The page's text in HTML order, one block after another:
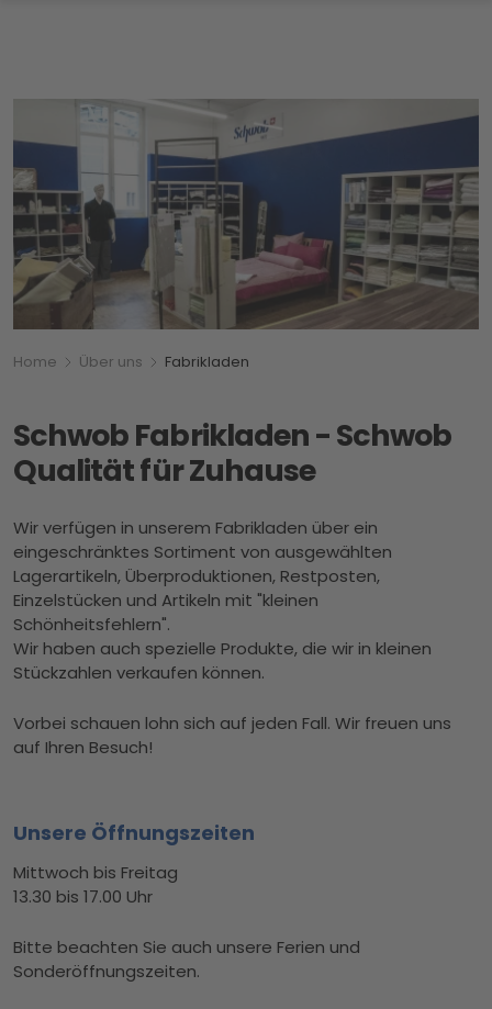
Breadcrumbnavigation
Sie befinden sich hier:
Home Über uns Fabrikladen
Schwob Fabrikladen - Schwob
Qualität für Zuhause
Wir verfügen in unserem Fabrikladen über ein
eingeschränktes Sortiment von ausgewählten
Lagerartikeln, Überproduktionen, Restposten,
Einzelstücken und Artikeln mit "kleinen
Schönheitsfehlern".
Wir haben auch spezielle Produkte, die wir in kleinen
Stückzahlen verkaufen können.
Vorbei schauen lohn sich auf jeden Fall. Wir freuen uns
auf Ihren Besuch!
Unsere Öffnungszeiten
Mittwoch bis Freitag
13.30 bis 17.00 Uhr
Bitte beachten Sie auch unsere Ferien und
Sonderöffnungszeiten.